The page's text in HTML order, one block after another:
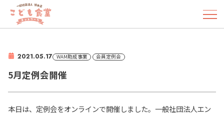
2021.05.17 WAM助成事業 会員定例会
5月定例会開催
本日は、定例会をオンラインで開催しました。一般社団法人エン